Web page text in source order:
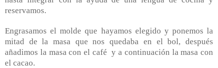
reservamos.
Engrasamos el molde que hayamos elegido y ponemos la
mitad de la masa que nos quedaba en el bol, después
añadimos la masa con el café y a continuación la masa con
el cacao.